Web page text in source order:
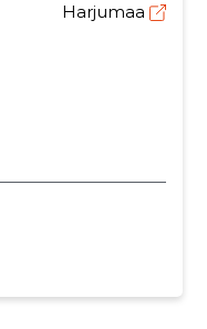
Harjumaa